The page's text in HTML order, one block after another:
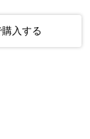
入する